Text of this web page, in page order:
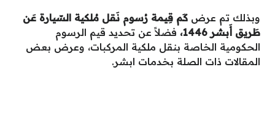
وبذلك تم عرض كَم قِيمة رُسوم نَقل مُلكية السّيارة عَن
طَريق أَبشر 1446،
فضلاً عن تحديد قيم الرسوم
الحكومية الخاصة بنقل ملكية المركبات، وعرض بعض
المقالات ذات الصلة بخدمات ابشر.